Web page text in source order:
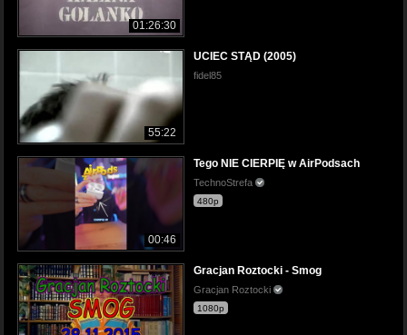
01:26:30
55:22
UCIEC STĄD (2005)
fidel85
00:46
Tego NIE CIERPIĘ w AirPodsach
TechnoStrefa
480p
Gracjan Roztocki - Smog
Gracjan Roztocki
1080p